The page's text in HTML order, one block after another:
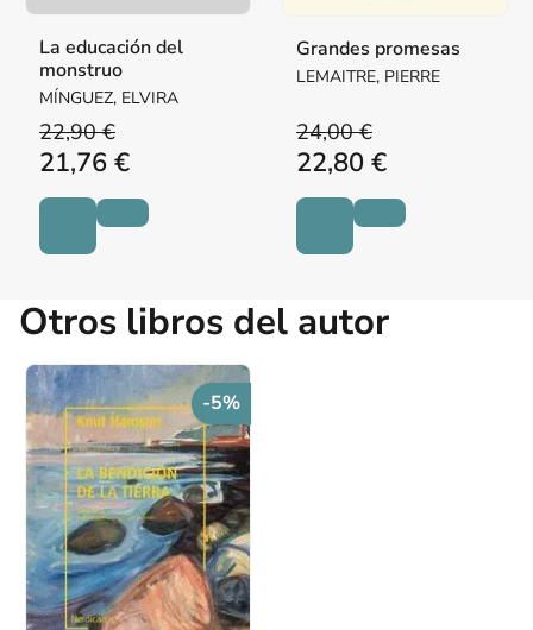
La educación del
monstruo
MÍNGUEZ, ELVIRA
22,90 €
21,76 €
Grandes promesas
LEMAITRE, PIERRE
24,00 €
22,80 €
Otros libros del autor
-5%